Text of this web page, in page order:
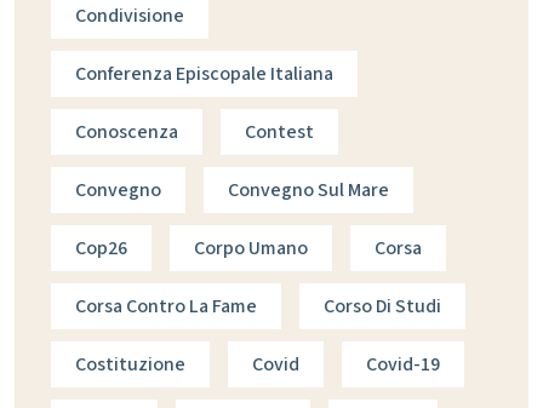
Condivisione
Conferenza Episcopale Italiana
Conoscenza Contest
Convegno Convegno Sul Mare
Cop26 Corpo Umano Corsa
Corsa Contro La Fame Corso Di Studi
Costituzione Covid Covid-19